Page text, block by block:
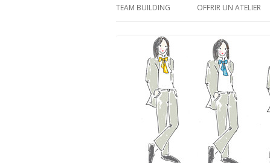
TEAM BUILDING OFFRIR UN ATELIER